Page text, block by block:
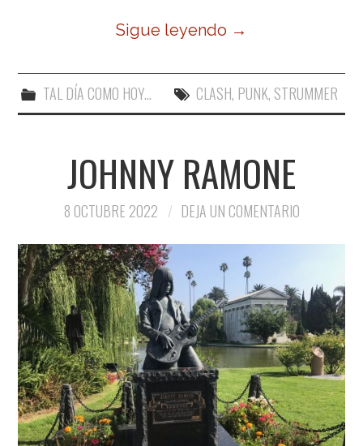
Sigue leyendo →
TAL DÍA COMO HOY... CLASH, PUNK, STRUMMER
JOHNNY RAMONE
8 OCTUBRE 2022 DEJA UN COMENTARIO